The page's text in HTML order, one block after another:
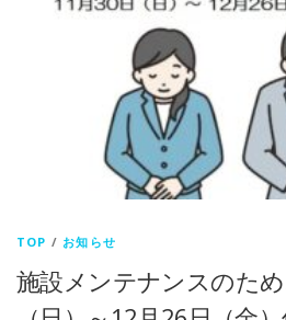
TOP /お知らせ
施設メンテナンスのた